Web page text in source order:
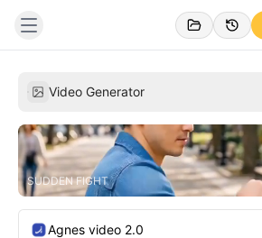
Video Generator
SUDDEN FIGHT
Agnes video 2.0